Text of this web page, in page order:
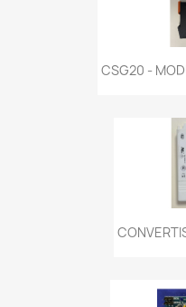
CSG20 -